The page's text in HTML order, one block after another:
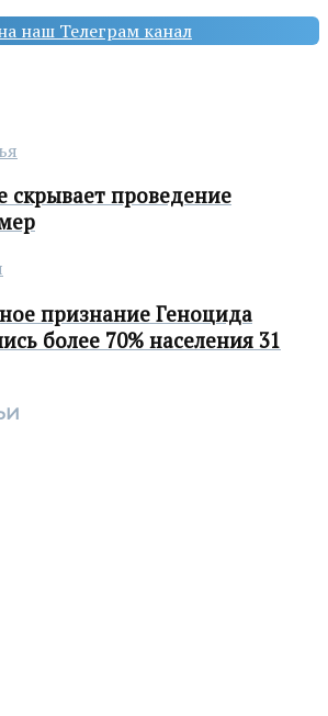
наш Телеграм канал
проведение
признание Геноцида
более 70% населения 31